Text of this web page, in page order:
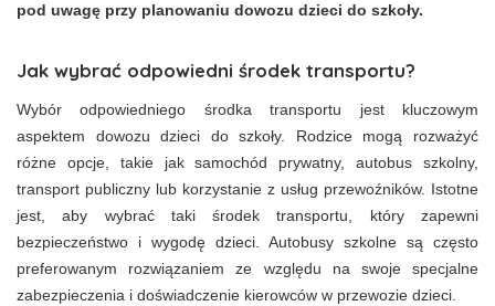
pod uwagę przy planowaniu dowozu dzieci do szkoły.
Jak wybrać odpowiedni środek transportu?
Wybór odpowiedniego środka transportu jest kluczowym
aspektem dowozu dzieci do szkoły. Rodzice mogą rozważyć
różne opcje, takie jak samochód prywatny, autobus szkolny,
transport publiczny lub korzystanie z usług przewoźników. Istotne
jest, aby wybrać taki środek transportu, który zapewni
bezpieczeństwo i wygodę dzieci. Autobusy szkolne są często
preferowanym rozwiązaniem ze względu na swoje specjalne
zabezpieczenia i doświadczenie kierowców w przewozie dzieci.